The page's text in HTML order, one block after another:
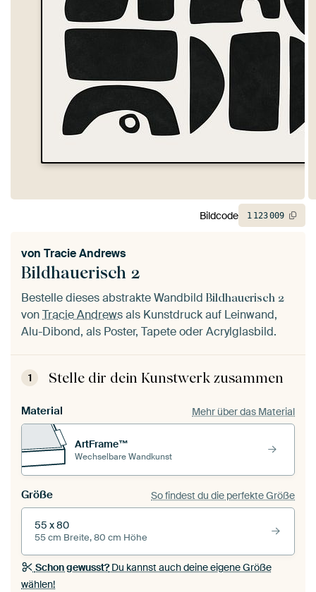
Bildhauerisch 2
von Tracie Andrews
Bestelle dieses abstrakte Wandbild Bildhauerisch 2
vonTracie Andrewsals Kunstdruck auf Leinwand,
Alu-Dibond, als Poster, Tapete oder Acrylglasbild.
1 Stelle dir dein Kunstwerk zusammen
Material Mehr über das Material
ArtFrame™
Wechselbare Wandkunst
Größe So findest du die perfekte Größe
55 x 80
55 cm Breite, 80 cm Höhe
Schon gewusst?Du kannst auch deine eigene Größe
wählen!
Bildcode 1 123009